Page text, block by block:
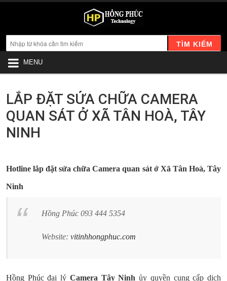
TÌM KIẾM
MENU
LẮP ĐẶT SỬA CHỮA CAMERA
QUAN SÁT Ở XÃ TÂN HOÀ, TÂY
NINH
Hotline lắp đặt sửa chữa Camera quan sát ở Xã Tân Hoà, Tây
Ninh
Hồng Phúc 093 444 5354
Website: vitinhhongphuc.com
Hồng Phúcđại lý Camera Tây Ninh ủy quyền cung cấp dịch